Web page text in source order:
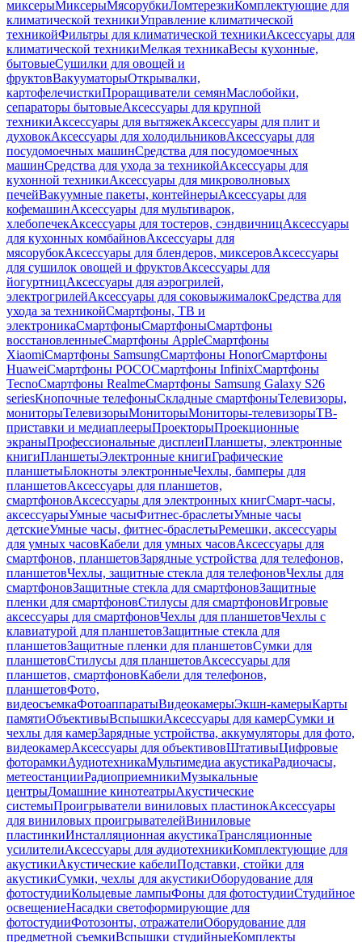
миксерыМиксерыМясорубкиЛомтерезкиКомплектующие для
климатической техникиУправление климатической
техникойФильтры для климатической техникиАксессуары для
климатической техникиМелкая техникаВесы кухонные,
бытовыеСушилки для овощей и
фруктовВакууматорыОткрывалки,
картофелечисткиПроращиватели семянМаслобойки,
сепараторы бытовыеАксессуары для крупной
техникиАксессуары для вытяжекАксессуары для плит и
духовокАксессуары для холодильниковАксессуары для
посудомоечных машинСредства для посудомоечных
машинСредства для ухода за техникойАксессуары для
кухонной техникиАксессуары для микроволновых
печейВакуумные пакеты, контейнерыАксессуары для
кофемашинАксессуары для мультиварок,
хлебопечекАксессуары для тостеров, сэндвичницАксессуары
для кухонных комбайновАксессуары для
мясорубокАксессуары для блендеров, миксеровАксессуары
для сушилок овощей и фруктовАксессуары для
йогуртницАксессуары для аэрогрилей,
электрогрилейАксессуары для соковыжималокСредства для
ухода за техникойСмартфоны, ТВ и
электроникаСмартфоныСмартфоныСмартфоны
восстановленныеСмартфоны AppleСмартфоны
XiaomiСмартфоны SamsungСмартфоны HonorСмартфоны
HuaweiСмартфоны POCOСмартфоны InfinixСмартфоны
TecnoСмартфоны RealmeСмартфоны Samsung Galaxy S26
seriesКнопочные телефоныСкладные смартфоныТелевизоры,
мониторыТелевизорыМониторыМониторы-телевизорыТВ-
приставки и медиаплеерыПроекторыПроекционные
экраныПрофессиональные дисплеиПланшеты, электронные
книгиПланшетыЭлектронные книгиГрафические
планшетыБлокноты электронныеЧехлы, бамперы для
планшетовАксессуары для планшетов,
смартфоновАксессуары для электронных книгСмарт-часы,
аксессуарыУмные часыФитнес-браслетыУмные часы
детскиеУмные часы, фитнес-браслетыРемешки, аксессуары
для умных часовКабели для умных часовАксессуары для
смартфонов, планшетовЗарядные устройства для телефонов,
планшетовЧехлы, защитные стекла для телефоновЧехлы для
смартфоновЗащитные стекла для смартфоновЗащитные
пленки для смартфоновСтилусы для смартфоновИгровые
аксессуары для смартфоновЧехлы для планшетовЧехлы с
клавиатурой для планшетовЗащитные стекла для
планшетовЗащитные пленки для планшетовСумки для
планшетовСтилусы для планшетовАксессуары для
планшетов, смартфоновКабели для телефонов,
планшетовФото,
видеосъемкаФотоаппаратыВидеокамерыЭкшн-камерыКарты
памятиОбъективыВспышкиАксессуары для камерСумки и
чехлы для камерЗарядные устройства, аккумуляторы для фото,
видеокамерАксессуары для объективовШтативыЦифровые
фоторамкиАудиотехникаМультимедиа акустикаРадиочасы,
метеостанцииРадиоприемникиМузыкальные
центрыДомашние кинотеатрыАкустические
системыПроигрыватели виниловых пластинокАксессуары
для виниловых проигрывателейВиниловые
пластинкиИнсталляционная акустикаТрансляционные
усилителиАксессуары для аудиотехникиКомплектующие для
акустикиАкустические кабелиПодставки, стойки для
акустикиСумки, чехлы для акустикиОборудование для
фотостудииКольцевые лампыФоны для фотостудииСтудийное
освещениеНасадки светоформирующие для
фотостудииФотозонты, отражателиОборудование для
предметной съемкиВспышки студийныеКомплекты